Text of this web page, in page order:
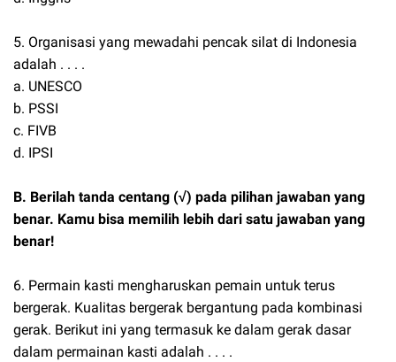
5. Organisasi yang mewadahi pencak silat di Indonesia
adalah . . . .
a. UNESCO
b. PSSI
c. FIVB
d. IPSI
B. Berilah tanda centang (√) pada pilihan jawaban yang
benar. Kamu bisa memilih lebih dari satu jawaban yang
benar!
6. Permain kasti mengharuskan pemain untuk terus
bergerak. Kualitas bergerak bergantung pada kombinasi
gerak. Berikut ini yang termasuk ke dalam gerak dasar
dalam permainan kasti adalah . . . .